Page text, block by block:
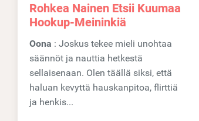
Rohkea Nainen Etsii Kuumaa
Hookup-Meininkiä
Oona : Joskus tekee mieli unohtaa
säännöt ja nauttia hetkestä
sellaisenaan. Olen täällä siksi, että
haluan kevyttä hauskanpitoa, flirttiä
ja henkis...